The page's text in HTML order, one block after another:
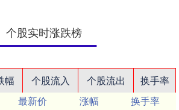
个股实时涨跌榜
幅 个股流入 个股流出
换手率
最新价 涨幅
换手率